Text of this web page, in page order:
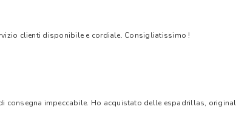
clienti disponibile e cordiale. Consigliatissimo !
consegna impeccabile. Ho acquistato delle espadrillas,